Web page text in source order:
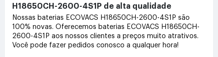
H18650CH-2600-4S1P de alta qualidade
Nossas baterias ECOVACS H18650CH-2600-4S1P são
100% novas. Oferecemos baterias ECOVACS H18650CH-
2600-4S1P aos nossos clientes a preços muito atrativos.
Você pode fazer pedidos conosco a qualquer hora!